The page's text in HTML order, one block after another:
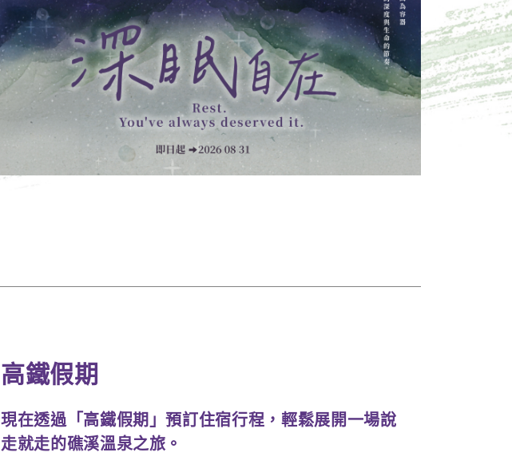
高鐵假期
現在透過「高鐵假期」預訂住宿行程，輕鬆展開一場說
走就走的礁溪溫泉之旅。